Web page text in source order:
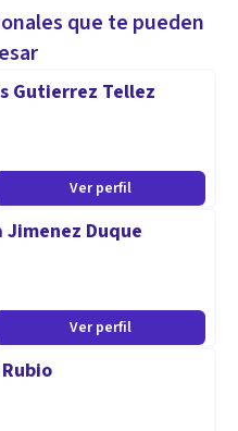
que te pueden
Gutierrez Tellez
Ver perfil
Jimenez Duque
Ver perfil